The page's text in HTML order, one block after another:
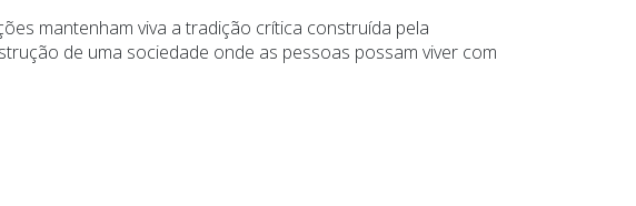
mantenham viva a tradição crítica construída pela
de uma sociedade onde as pessoas possam viver com